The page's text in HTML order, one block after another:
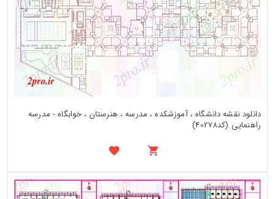
دانلود نقشه دانشگاه ، آموزشکده ، مدرسه ، هنرستان ، خوابگاه - مدرسه
راهنمایی (کد40278)